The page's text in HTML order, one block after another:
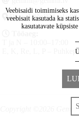
Rīga, Lāčplēšā iela 88
E, K, Re, L, P –
Copyright ©2026
Veebisaidi toimimiseks
veebisait kasutada ka
kasutatavate